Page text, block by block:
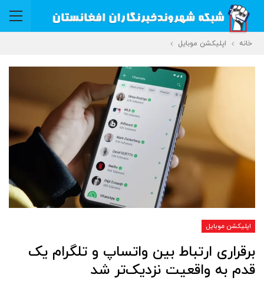
خانه اپلیکشن موبایل
اپلیکشن موبایل
برقراری ارتباط بین واتساپ و تلگرام یک
قدم به واقعیت نزدیک‌تر شد